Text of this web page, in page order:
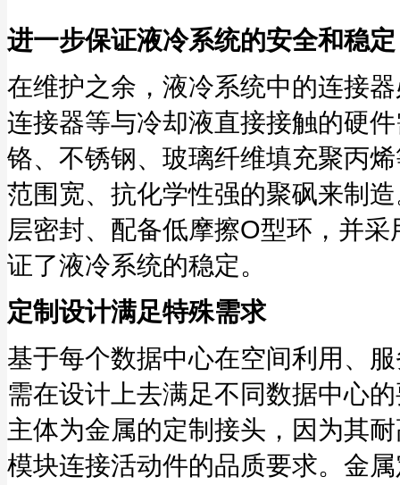
进一步保证液冷系统的安全和稳定
在维护之余，液冷系统中的连接
连接器等与冷却液直接接触的硬
铬、不锈钢、玻璃纤维填充聚丙
范围宽、抗化学性强的聚砜来制
层密封、配备低摩擦O型环，并
证了液冷系统的稳定。
定制设计满足特殊需求
基于每个数据中心在空间利用、
需在设计上去满足不同数据中心
主体为金属的定制接头，因为其
模块连接活动件的品质要求。金